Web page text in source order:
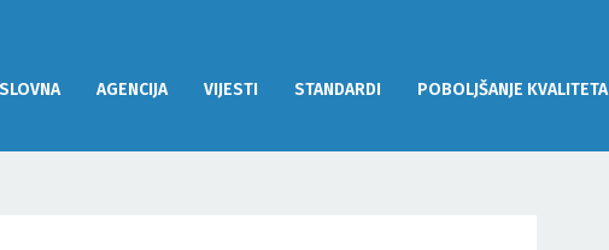
AGENCIJA VIJESTI STANDARDI POBOLJŠANJE KVALITETA